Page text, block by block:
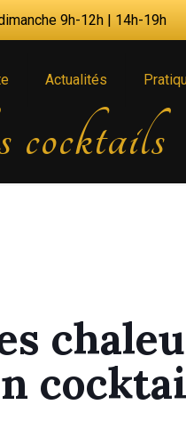
9h-12h | 14h-19h
Actualités
cocktails